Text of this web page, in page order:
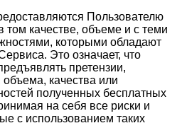
Пользователю
том качестве, объеме и с теми
которыми обладают
Это означает, что
претензии,
качества или
полученных бесплатных
на себя все риски и
с использованием таких